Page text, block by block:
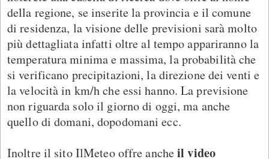
della regione, se inserite la provincia e il comune
di residenza, la visione delle previsioni sarà molto
più dettagliata infatti oltre al tempo appariranno la
temperatura minima e massima, la probabilità che
si verificano precipitazioni, la direzione dei venti e
la velocità in km/h che essi hanno. La previsione
non riguarda solo il giorno di oggi, ma anche
quello di domani, dopodomani ecc.
Inoltre il sito IlMeteo offre ancheil video